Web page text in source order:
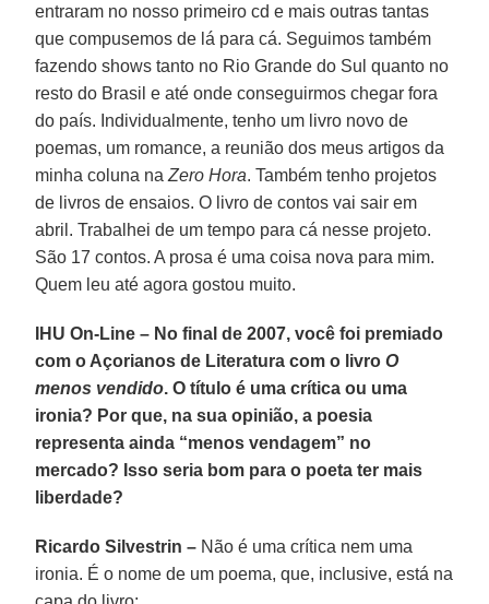
entraram no nosso primeiro cd e mais outras tantas
que compusemos de lá para cá. Seguimos também
fazendo shows tanto no Rio Grande do Sul quanto no
resto do Brasil e até onde conseguirmos chegar fora
do país. Individualmente, tenho um livro novo de
poemas, um romance, a reunião dos meus artigos da
minha coluna na Zero Hora. Também tenho projetos
de livros de ensaios. O livro de contos vai sair em
abril. Trabalhei de um tempo para cá nesse projeto.
São 17 contos. A prosa é uma coisa nova para mim.
Quem leu até agora gostou muito.
IHU On-Line – No final de 2007, você foi premiado
com o Açorianos de Literatura com o livroO
menos vendido. O título é uma crítica ou uma
ironia? Por que, na sua opinião, a poesia
representa ainda “menos vendagem” no
mercado? Isso seria bom para o poeta ter mais
liberdade?
Ricardo Silvestrin – Não é uma crítica nem uma
ironia. É o nome de um poema, que, inclusive, está na